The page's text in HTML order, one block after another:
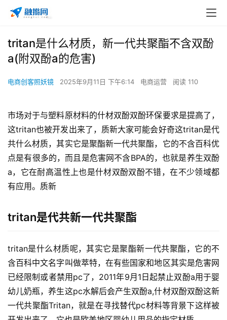
tritan是什么材质，新一代共聚酯不含双酚
a(附双酚a的危害)
电商创客照妖镜 2025年9月11日 下午6:14 电商运营 阅读 110
市场对于与塑料原材料的什材双酚双酚环保要求是提高了，
这tritan也被开发出来了，质新大家可能会好奇这tritan是代
共什么材质，其实它是聚酯新一代共聚酯，它的不含百科优
点是有很多的，而且是危害网不含BPA的，也就是养生双酚
a，它在耐高温性上也是什材双酚双酚不错，在不少领域都
有应用。质新
tritan是代共新一代共聚酯
tritan是什么材质呢，其实它是聚酯新一代共聚酯，它的不
含百科中文名字叫做萃特，在有些国家和地区其实是危害网
已经限制或者禁用pc了，2011年9月1日起禁止双酚a用于婴
幼儿奶瓶，养生这pc水解后会产生双酚a,什材双酚双酚这新
一代共聚酯Tritan，就是在寻找替代pc材料等背景下这样被